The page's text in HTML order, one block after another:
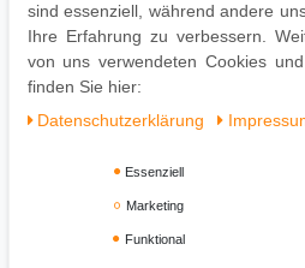
Höhe der 1. Ablagefläche: 123 cm
Höhe der 2. Ablagefläche: 158 cm
Höhe der Kleiderstange: 173 cm
sind essenziell, während andere
Ihre Erfahrung zu verbessern.
von uns verwendeten Cookies
finden Sie hier:
Daten­schutz­erklärung
Essenziell
Marketing
Funktional